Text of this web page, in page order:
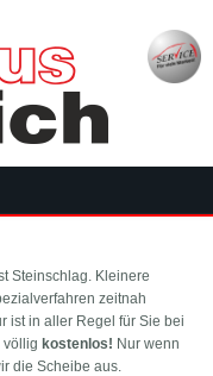
Steinschlag. Kleinere
zeitnah
ist in aller Regel für Sie bei
völlig kostenlos! Nur wenn
die Scheibe aus.